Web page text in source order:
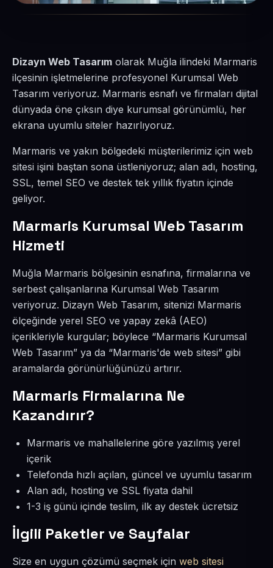
Dizayn Web Tasarım olarak Muğla ilindeki Marmaris
ilçesinin işletmelerine profesyonel Kurumsal Web
Tasarım veriyoruz. Marmaris esnafı ve firmaları dijital
dünyada öne çıksın diye kurumsal görünümlü, her
ekrana uyumlu siteler hazırlıyoruz.
Marmaris ve yakın bölgedeki müşterilerimiz için web
sitesi işini baştan sona üstleniyoruz; alan adı, hosting,
SSL, temel SEO ve destek tek yıllık fiyatın içinde
geliyor.
Marmaris Kurumsal Web Tasarım
Hizmeti
Muğla Marmaris bölgesinin esnafına, firmalarına ve
serbest çalışanlarına Kurumsal Web Tasarım
veriyoruz. Dizayn Web Tasarım, sitenizi Marmaris
ölçeğinde yerel SEO ve yapay zekâ (AEO)
içerikleriyle kurgular; böylece “Marmaris Kurumsal
Web Tasarım” ya da “Marmaris'de web sitesi” gibi
aramalarda görünürlüğünüzü artırır.
Marmaris Firmalarına Ne
Kazandırır?
Marmaris ve mahallelerine göre yazılmış yerel
içerik
Telefonda hızlı açılan, güncel ve uyumlu tasarım
Alan adı, hosting ve SSL fiyata dahil
1-3 iş günü içinde teslim, ilk ay destek ücretsiz
İlgili Paketler ve Sayfalar
Size en uygun çözümü seçmek için web sitesi